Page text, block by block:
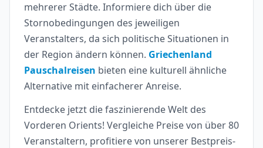
mehrerer Städte. Informiere dich über die
Stornobedingungen des jeweiligen
Veranstalters, da sich politische Situationen in
der Region ändern können. Griechenland
Pauschalreisen bieten eine kulturell ähnliche
Alternative mit einfacherer Anreise.
Entdecke jetzt die faszinierende Welt des
Vorderen Orients! Vergleiche Preise von über 80
Veranstaltern, profitiere von unserer Bestpreis-